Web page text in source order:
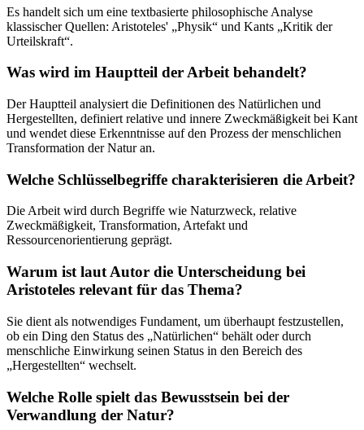
Es handelt sich um eine textbasierte philosophische Analyse
klassischer Quellen: Aristoteles' „Physik“ und Kants „Kritik der
Urteilskraft“.
Was wird im Hauptteil der Arbeit behandelt?
Der Hauptteil analysiert die Definitionen des Natürlichen und
Hergestellten, definiert relative und innere Zweckmäßigkeit bei Kant
und wendet diese Erkenntnisse auf den Prozess der menschlichen
Transformation der Natur an.
Welche Schlüsselbegriffe charakterisieren die Arbeit?
Die Arbeit wird durch Begriffe wie Naturzweck, relative
Zweckmäßigkeit, Transformation, Artefakt und
Ressourcenorientierung geprägt.
Warum ist laut Autor die Unterscheidung bei
Aristoteles relevant für das Thema?
Sie dient als notwendiges Fundament, um überhaupt festzustellen,
ob ein Ding den Status des „Natürlichen“ behält oder durch
menschliche Einwirkung seinen Status in den Bereich des
„Hergestellten“ wechselt.
Welche Rolle spielt das Bewusstsein bei der
Verwandlung der Natur?